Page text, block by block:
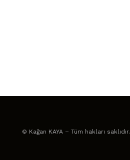
© Kağan KAYA – Tüm hakları saklıdır.